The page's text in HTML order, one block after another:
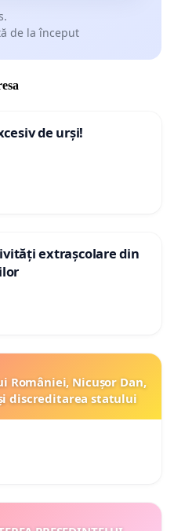
de la început
de urși!
extrașcolare din
României, Nicușor Dan,
discreditarea statului